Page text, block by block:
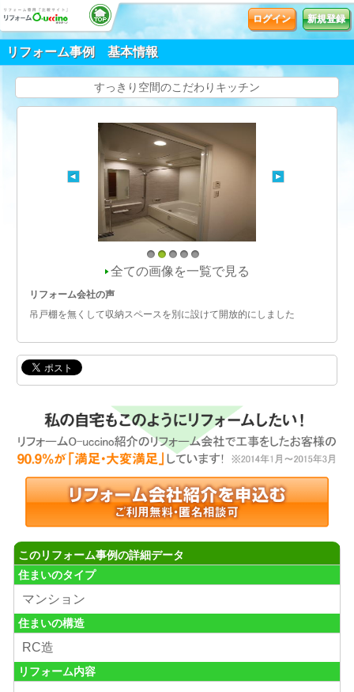
ログイン 新規登録
リフォーム事例 基本情報
すっきり空間のこだわりキッチン
1 2 3 4
全ての画像を一覧で見る
リフォーム会社の声
吊戸棚を無くして収納スペースを別に設けて開放的にしました
このリフォーム事例の詳細データ
住まいのタイプ
マンション
住まいの構造
RC造
リフォーム内容